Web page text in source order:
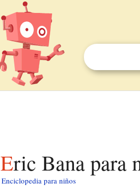
Eric Bana para
Enciclopedia para niños